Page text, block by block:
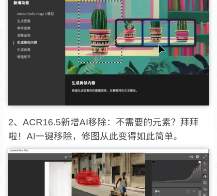
2、ACR16.5新增AI移除：不需要的元素？拜拜
啦！AI一键移除，修图从此变得如此简单。